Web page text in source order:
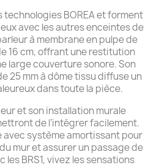
technologies BOREA et forment
avec les autres enceintes de
à membrane en pulpe de
16 cm, offrant une restitution
large couverture sonore. Son
25 mm à dôme tissu diffuse un
dans toute la pièce.
et son installation murale
de l’intégrer facilement.
avec système amortissant pour
mur et assurer un passage de
les BRS1, vivez les sensations